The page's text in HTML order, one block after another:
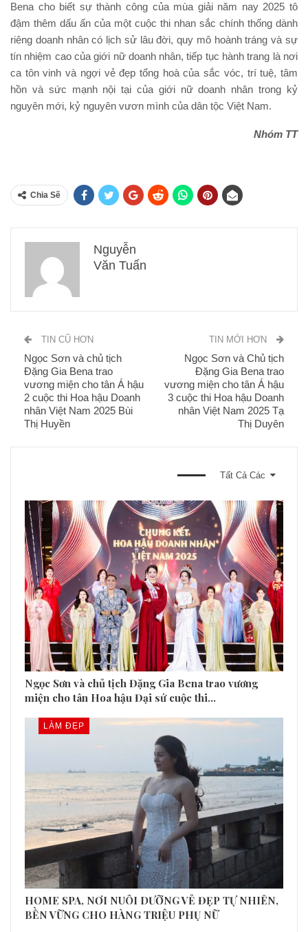
Bena cho biết sự thành công của mùa giải năm nay 2025 tô
đậm thêm dấu ấn của một cuộc thi nhan sắc chính thống dành
riêng doanh nhân có lịch sử lâu đời, quy mô hoành tráng và sự
tín nhiệm cao của giới nữ doanh nhân, tiếp tục hành trang là nơi
ca tôn vinh và ngợi vẻ đẹp tổng hoà của sắc vóc, trí tuệ, tâm
hồn và sức mạnh nội tại của giới nữ doanh nhân trong kỷ
nguyên mới, kỷ nguyên vươn mình của dân tộc Việt Nam.
Nhóm TT
Chia Sẽ
Nguyễn
Văn Tuấn
TIN CŨ HƠN
Ngọc Sơn và chủ tịch
Đặng Gia Bena trao
vương miện cho tân Á hậu
2 cuộc thi Hoa hậu Doanh
nhân Việt Nam 2025 Bùi
Thị Huyền
TIN MỚI HƠN
Ngọc Sơn và Chủ tịch
Đặng Gia Bena trao
vương miện cho tân Á hậu
3 cuộc thi Hoa hậu Doanh
nhân Việt Nam 2025 Tạ
Thị Duyên
Tất Cả Các
Ngọc Sơn và chủ tịch Đặng Gia Bena trao vương
miện cho tân Hoa hậu Đại sứ cuộc thi…
LÀM ĐẸP
HOME SPA, NƠI NUÔI DƯỠNG VẺ ĐẸP TỰ NHIÊN,
BỀN VỮNG CHO HÀNG TRIỆU PHỤ NỮ